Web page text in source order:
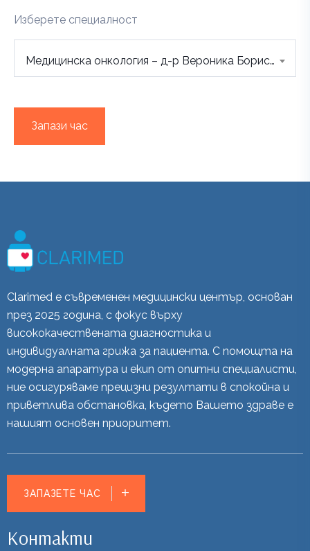
Изберете специалност
Медицинска онкология – д-р Вероника Борисова
Запази час
Clarimed е съвременен медицински център, основан
през 2025 година, с фокус върху
висококачествената диагностика и
индивидуалната грижа за пациента. С помощта на
модерна апаратура и екип от опитни специалисти,
ние осигуряваме прецизни резултати в спокойна и
приветлива обстановка, където Вашето здраве е
нашият основен приоритет.
ЗАПАЗЕТЕ ЧАС
Контакти